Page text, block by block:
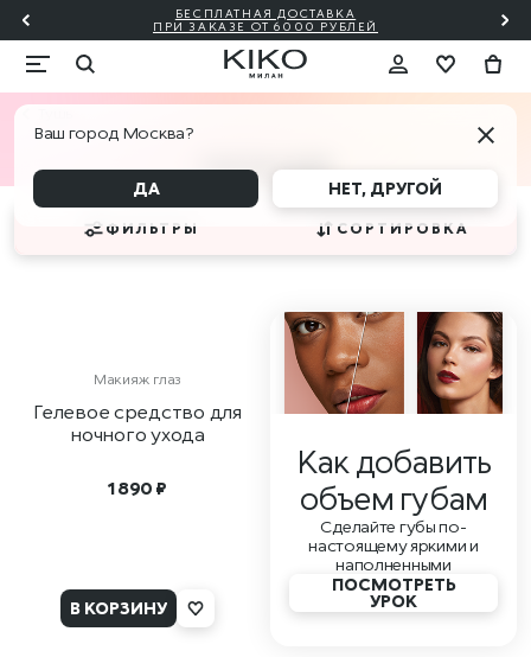
БЕСПЛАТНАЯ ДОСТАВКА
ПРИ ЗАКАЗЕ ОТ 6000 РУБЛЕЙ
Ваш город Москва?
ДА НЕТ, ДРУГОЙ
ПИТАНИЕ
ФИЛЬТРЫ СОРТИРОВКА
Макияж глаз
Гелевое средство для
ночного ухода
1 890 ₽
В КОРЗИНУ
Как добавить
объем губам
Сделайте губы по-
настоящему яркими и
наполненными
ПОСМОТРЕТЬ
УРОК